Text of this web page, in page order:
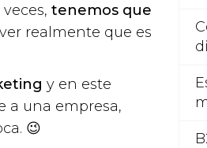
tenemos que
realmente que es
y en este
a una empresa,
😉